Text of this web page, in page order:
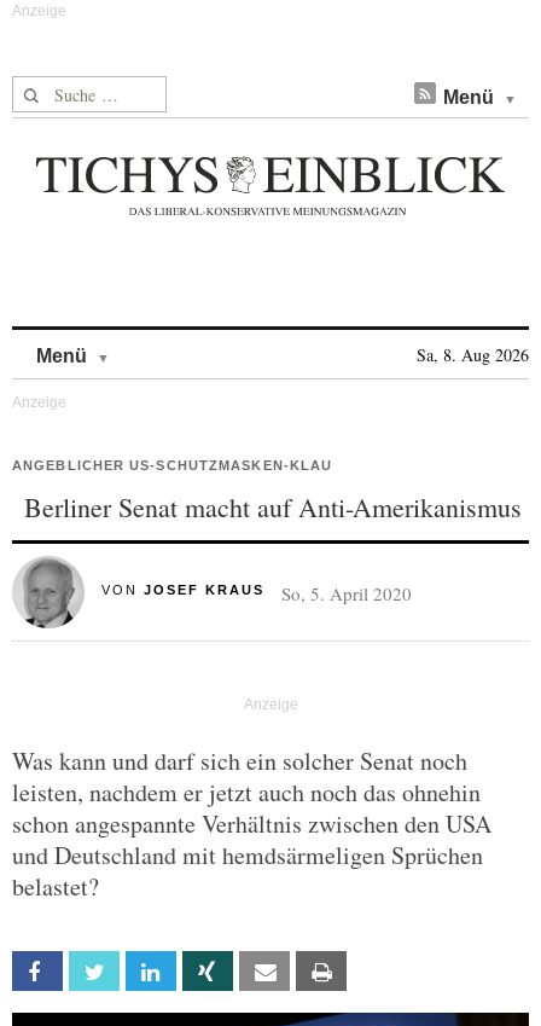
Suche nach: Menü
Menü Sa, 8. Aug 2026
ANGEBLICHER US-SCHUTZMASKEN-KLAU
Berliner Senat macht auf Anti-Amerikanismus
VON JOSEF KRAUS So, 5. April 2020
Was kann und darf sich ein solcher Senat noch
leisten, nachdem er jetzt auch noch das ohnehin
schon angespannte Verhältnis zwischen den USA
und Deutschland mit hemdsärmeligen Sprüchen
belastet?
Facebook Twitter Linkedin Xing Email